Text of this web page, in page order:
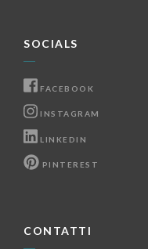
SOCIALS
FACEBOOK
INSTAGRAM
LINKEDIN
PINTEREST
CONTATTI